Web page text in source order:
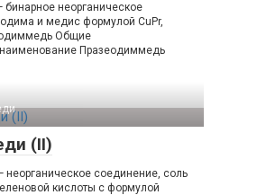
неорганическое
и медис формулой CuPr,
Общие
Празеодиммедь
(II)
соединение, соль
кислоты с формулой